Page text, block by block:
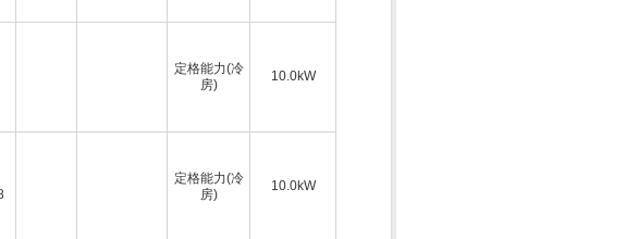
定格能力(冷
房)
10.0kW
定格能力(冷
房)
10.0kW